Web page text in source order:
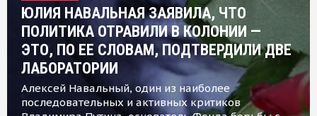
ЮЛИЯ НАВАЛЬНАЯ ЗАЯВИЛА, ЧТО
ПОЛИТИКА ОТРАВИЛИ В КОЛОНИИ —
ЭТО, ПО ЕЕ СЛОВАМ, ПОДТВЕРДИЛИ ДВЕ
ЛАБОРАТОРИИ
Алексей Навальный, один из наиболее
последовательных и активных критиков